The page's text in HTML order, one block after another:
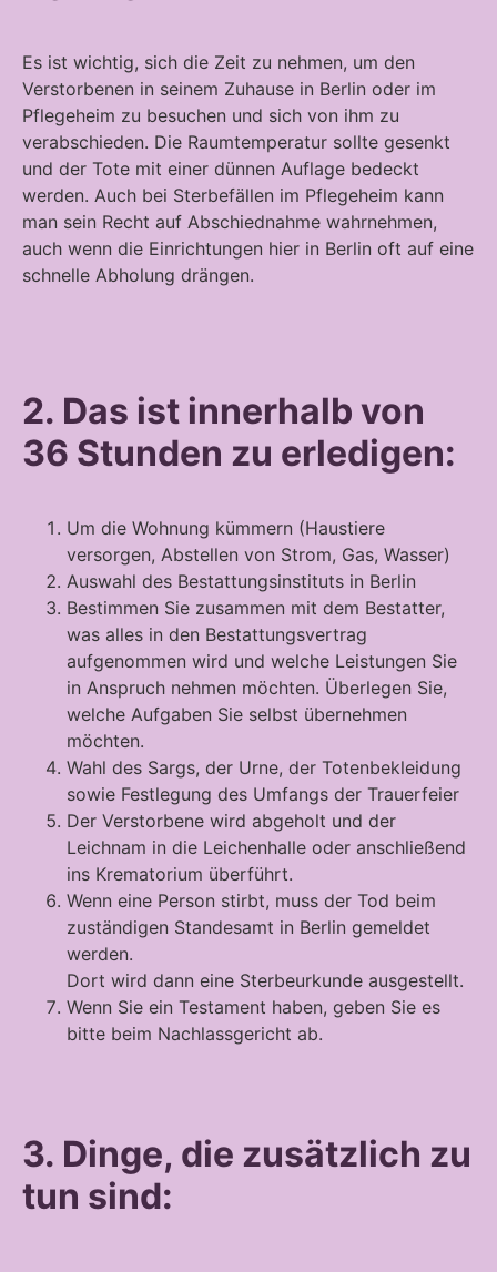
Es ist wichtig, sich die Zeit zu nehmen, um den
Verstorbenen in seinem Zuhause in Berlin oder im
Pflegeheim zu besuchen und sich von ihm zu
verabschieden. Die Raumtemperatur sollte gesenkt
und der Tote mit einer dünnen Auflage bedeckt
werden. Auch bei Sterbefällen im Pflegeheim kann
man sein Recht auf Abschiednahme wahrnehmen,
auch wenn die Einrichtungen hier in Berlin oft auf eine
schnelle Abholung drängen.
2. Das ist innerhalb von
36 Stunden zu erledigen:
Um die Wohnung kümmern (Haustiere
versorgen, Abstellen von Strom, Gas, Wasser)
Auswahl des Bestattungsinstituts in Berlin
Bestimmen Sie zusammen mit dem Bestatter,
was alles in den Bestattungsvertrag
aufgenommen wird und welche Leistungen Sie
in Anspruch nehmen möchten. Überlegen Sie,
welche Aufgaben Sie selbst übernehmen
möchten.
Wahl des Sargs, der Urne, der Totenbekleidung
sowie Festlegung des Umfangs der Trauerfeier
Der Verstorbene wird abgeholt und der
Leichnam in die Leichenhalle oder anschließend
ins Krematorium überführt.
Wenn eine Person stirbt, muss der Tod beim
zuständigen Standesamt in Berlin gemeldet
werden.
Dort wird dann eine Sterbeurkunde ausgestellt.
Wenn Sie ein Testament haben, geben Sie es
bitte beim Nachlassgericht ab.
3. Dinge, die zusätzlich zu
tun sind: